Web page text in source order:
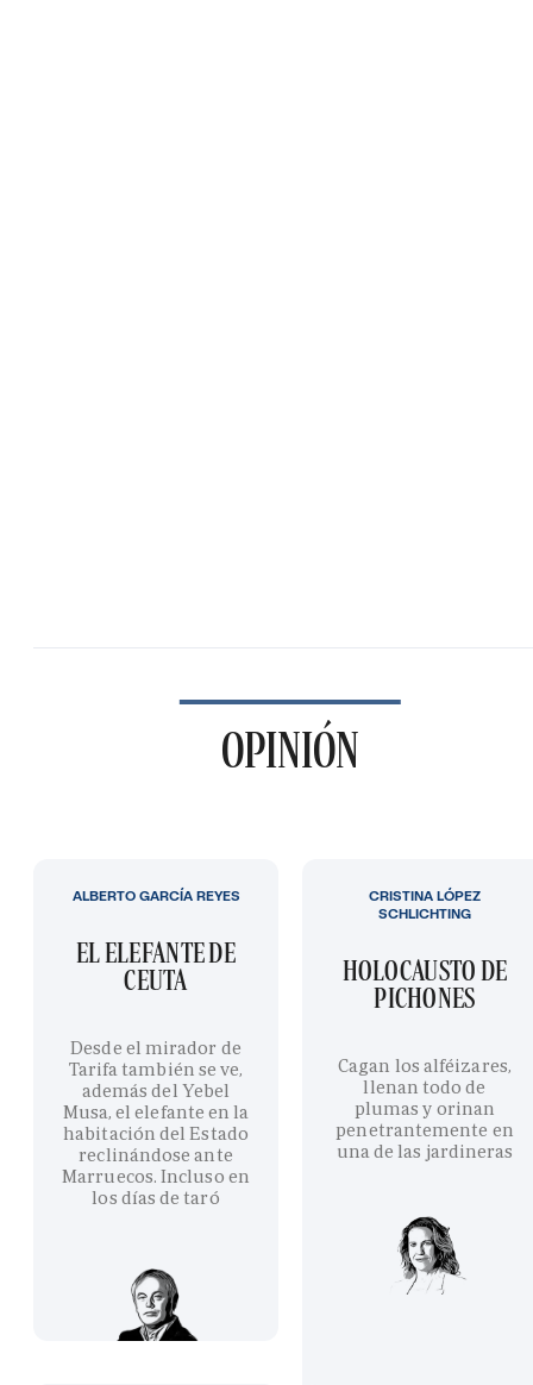
OPINIÓN
EL ELEFANTE DE
CEUTA
Desde el mirador de
Tarifa también se ve,
además del Yebel
Musa, el elefante en la
habitación del Estado
reclinándose ante
Marruecos. Incluso en
los días de taró
ALBERTO GARCÍA REYES
HOLOCAUSTO DE
PICHONES
Cagan los alféizares,
llenan todo de
plumas y orinan
penetrantemente en
una de las jardineras
CRISTINA LÓPEZ
SCHLICHTING